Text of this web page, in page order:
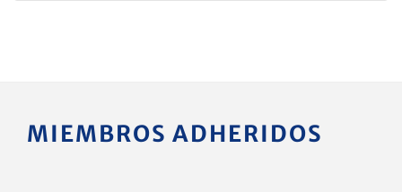
MIEMBROS ADHERIDOS